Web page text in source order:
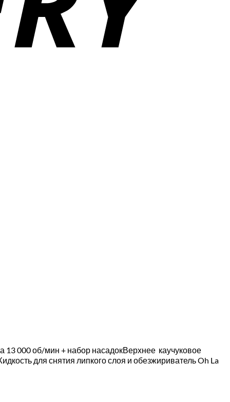
13 000 об/мин + набор насадокВерхнее каучуковое
для снятия липкого слоя и обезжириватель Oh La